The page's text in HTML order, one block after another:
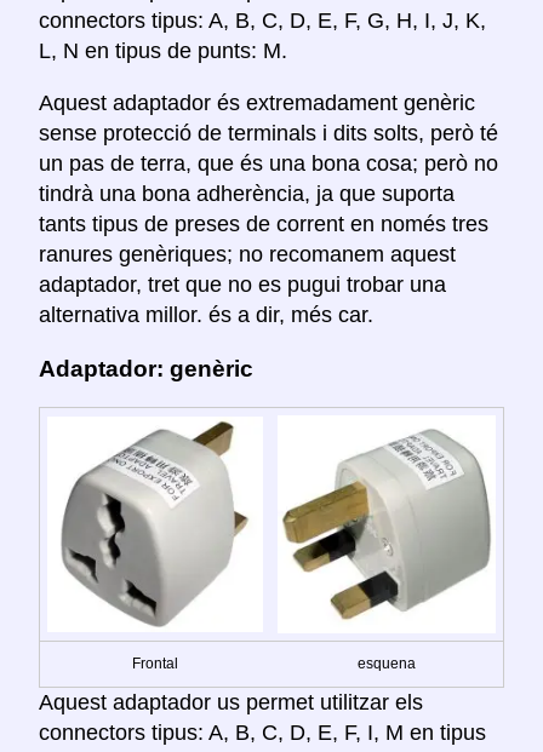
connectors tipus: A, B, C, D, E, F, G, H, I, J, K,
L, N en tipus de punts: M.
Aquest adaptador és extremadament genèric
sense protecció de terminals i dits solts, però té
un pas de terra, que és una bona cosa; però no
tindrà una bona adherència, ja que suporta
tants tipus de preses de corrent en només tres
ranures genèriques; no recomanem aquest
adaptador, tret que no es pugui trobar una
alternativa millor. és a dir, més car.
Adaptador: genèric
Frontal esquena
Aquest adaptador us permet utilitzar els
connectors tipus: A, B, C, D, E, F, I, M en tipus